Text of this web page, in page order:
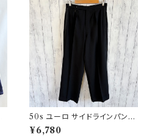
50s ユーロ サイドラインパンツ
ウールパンツ ワイドスラックドレ
スパンツ
¥6,780